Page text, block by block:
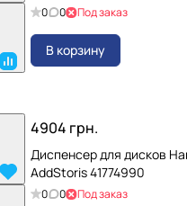
0 0 Под заказ
В корзину
4904 грн.
Диспенсер для дисков
AddStoris 41774990
0 0 Под заказ